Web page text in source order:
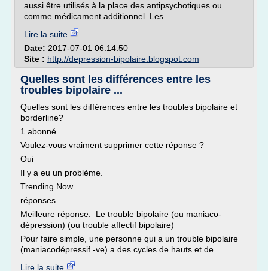
aussi être utilisés à la place des antipsychotiques ou
comme médicament additionnel. Les ...
Lire la suite
Date: 2017-07-01 06:14:50
Site : http://depression-bipolaire.blogspot.com
Quelles sont les différences entre les
troubles bipolaire ...
Quelles sont les différences entre les troubles bipolaire et
borderline?
1 abonné
Voulez-vous vraiment supprimer cette réponse ?
Oui
Il y a eu un problème.
Trending Now
réponses
Meilleure réponse: Le trouble bipolaire (ou maniaco-
dépression) (ou trouble affectif bipolaire)
Pour faire simple, une personne qui a un trouble bipolaire
(maniacodépressif -ve) a des cycles de hauts et de...
Lire la suite